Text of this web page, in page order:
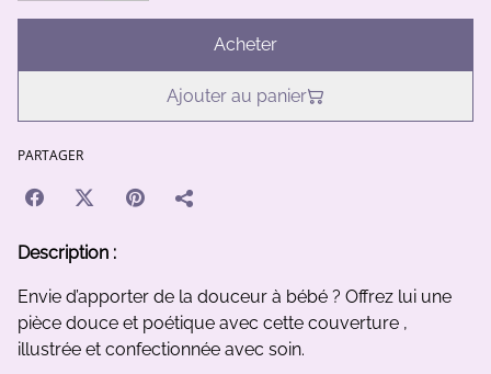
Acheter
Ajouter au panier
PARTAGER
Description :
Envie d’apporter de la douceur à bébé ? Offrez lui une
pièce douce et poétique avec cette couverture ,
illustrée et confectionnée avec soin.